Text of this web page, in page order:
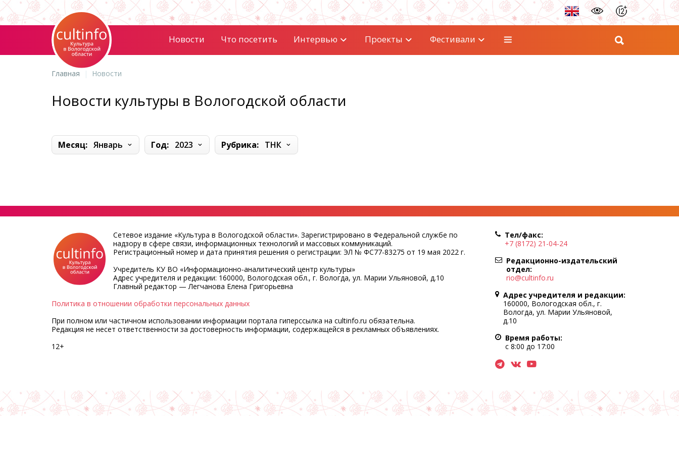
Новости Что посетить Интервью Проекты Фестивали
Главная Новости
Новости культуры в Вологодской области
Месяц: Январь Год: 2023 Рубрика: ТНК
Сетевое издание «Культура в Вологодской области». Зарегистрировано в Федеральной службе по
надзору в сфере связи, информационных технологий и массовых коммуникаций.
Регистрационный номер и дата принятия решения о регистрации: ЭЛ № ФС77-83275 от 19 мая 2022 г.
Учредитель КУ ВО «Информационно-аналитический центр культуры»
Адрес учредителя и редакции: 160000, Вологодская обл., г. Вологда, ул. Марии Ульяновой, д.10
Главный редактор — Легчанова Елена Григорьевна
Политика в отношении обработки персональных данных
При полном или частичном использовании информации портала гиперссылка на cultinfo.ru обязательна.
Редакция не несет ответственности за достоверность информации, содержащейся в рекламных объявлениях.
12+
Тел/факс:
+7 (8172) 21-04-24
Редакционно-издательский
отдел:
rio@cultinfo.ru
Адрес учредителя и редакции:
160000, Вологодская обл., г.
Вологда, ул. Марии Ульяновой,
д.10
Время работы:
с 8:00 до 17:00